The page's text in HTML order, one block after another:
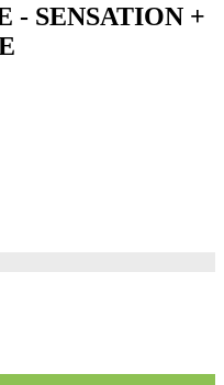
- SENSATION +